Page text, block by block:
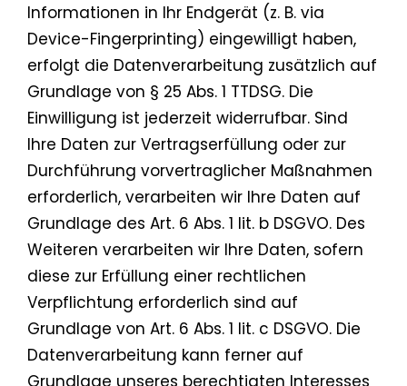
Informationen in Ihr Endgerät (z. B. via
Device-Fingerprinting) eingewilligt haben,
erfolgt die Datenverarbeitung zusätzlich auf
Grundlage von § 25 Abs. 1 TTDSG. Die
Einwilligung ist jederzeit widerrufbar. Sind
Ihre Daten zur Vertragserfüllung oder zur
Durchführung vorvertraglicher Maßnahmen
erforderlich, verarbeiten wir Ihre Daten auf
Grundlage des Art. 6 Abs. 1 lit. b DSGVO. Des
Weiteren verarbeiten wir Ihre Daten, sofern
diese zur Erfüllung einer rechtlichen
Verpflichtung erforderlich sind auf
Grundlage von Art. 6 Abs. 1 lit. c DSGVO. Die
Datenverarbeitung kann ferner auf
Grundlage unseres berechtigten Interesses